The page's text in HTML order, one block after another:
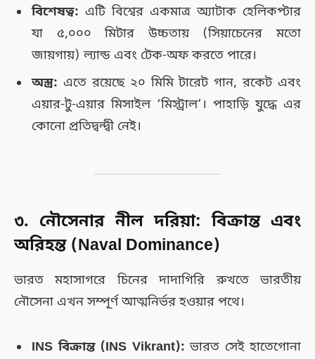
বিশেষত্ব: এটি বিশ্বের একমাত্র অ্যাটাক হেলিকপ্টার
যা ৫,০০০ মিটার উচ্চতায় (সিয়াচেনের মতো
জায়গায়) ল্যান্ড এবং টেক-অফ করতে পারে।
অস্ত্র: এতে রয়েছে ২০ মিমি টারেট গান, রকেট এবং
এয়ার-টু-এয়ার মিসাইল ‘মিস্ট্রাল’। পাহাড়ি যুদ্ধে এর
কোনো প্রতিদ্বন্দ্বী নেই।
৩. নৌসেনার নীল দরিয়া: বিক্রান্ত এবং
অরিহন্ত (Naval Dominance)
ভারত মহাসাগরে চিনের দাদাগিরি রুখতে ভারতীয়
নৌসেনা এখন সম্পূর্ণ আত্মনির্ভর হওয়ার পথে।
INS বিক্রান্ত (INS Vikrant): ভারত সেই হাতেগোনা